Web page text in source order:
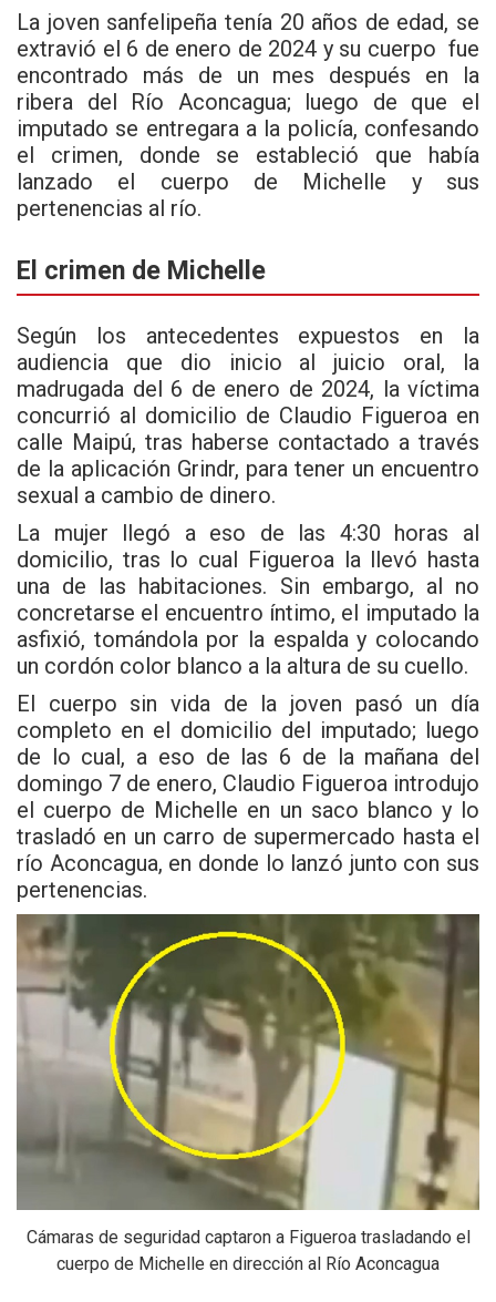
La joven sanfelipeña tenía 20 años de edad, se
extravió el 6 de enero de 2024 y su cuerpo fue
encontrado más de un mes después en la
ribera del Río Aconcagua; luego de que el
imputado se entregara a la policía, confesando
el crimen, donde se estableció que había
lanzado el cuerpo de Michelle y sus
pertenencias al río.
El crimen de Michelle
Según los antecedentes expuestos en la
audiencia que dio inicio al juicio oral, la
madrugada del 6 de enero de 2024, la víctima
concurrió al domicilio de Claudio Figueroa en
calle Maipú, tras haberse contactado a través
de la aplicación Grindr, para tener un encuentro
sexual a cambio de dinero.
La mujer llegó a eso de las 4:30 horas al
domicilio, tras lo cual Figueroa la llevó hasta
una de las habitaciones. Sin embargo, al no
concretarse el encuentro íntimo, el imputado la
asfixió, tomándola por la espalda y colocando
un cordón color blanco a la altura de su cuello.
El cuerpo sin vida de la joven pasó un día
completo en el domicilio del imputado; luego
de lo cual, a eso de las 6 de la mañana del
domingo 7 de enero, Claudio Figueroa introdujo
el cuerpo de Michelle en un saco blanco y lo
trasladó en un carro de supermercado hasta el
río Aconcagua, en donde lo lanzó junto con sus
pertenencias.
Cámaras de seguridad captaron a Figueroa trasladando el
cuerpo de Michelle en dirección al Río Aconcagua